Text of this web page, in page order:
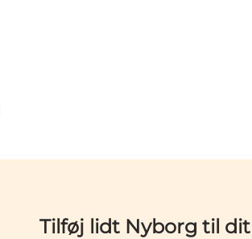
Tilføj lidt Nyborg til